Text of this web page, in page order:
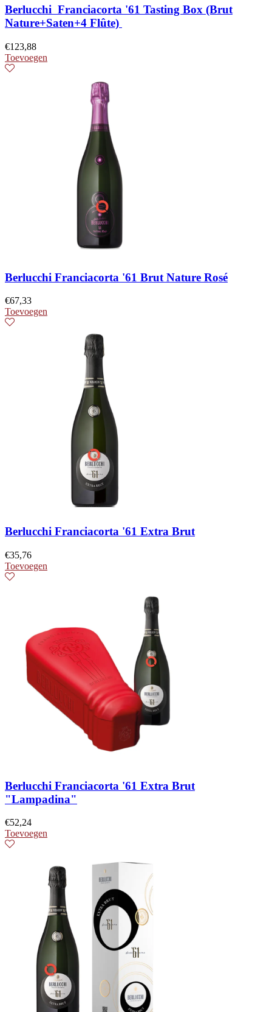
Berlucchi Franciacorta '61 Tasting Box (Brut
Nature+Saten+4 Flûte)
€123,88
Toevoegen
Berlucchi Franciacorta '61 Brut Nature Rosé
€67,33
Toevoegen
Berlucchi Franciacorta '61 Extra Brut
€35,76
Toevoegen
Berlucchi Franciacorta '61 Extra Brut
"Lampadina"
€52,24
Toevoegen